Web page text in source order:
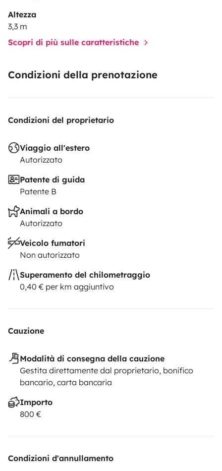
Altezza
3,3 m
Scopri di più sulle caratteristiche
Condizioni della prenotazione
Condizioni del proprietario
Viaggio all'estero
Autorizzato
Patente di guida
Patente B
Animali a bordo
Autorizzato
Veicolo fumatori
Non autorizzato
Superamento del chilometraggio
0,40 € per km aggiuntivo
Cauzione
Modalità di consegna della cauzione
Gestita direttamente dal proprietario, bonifico
bancario, carta bancaria
Importo
800 €
Condizioni d'annullamento